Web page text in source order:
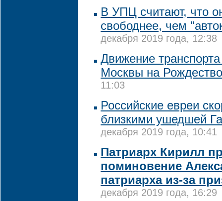
В УПЦ считают, что
свободнее, чем
декабря 2019 года, 12:38
Движение
Москвы на Рождество
11:03
Российские евреи
близкими ушедшей
декабря 2019 года, 10:41
Патриарх Кирилл
поминовение
патриарха из-за
декабря 2019 года, 16:29